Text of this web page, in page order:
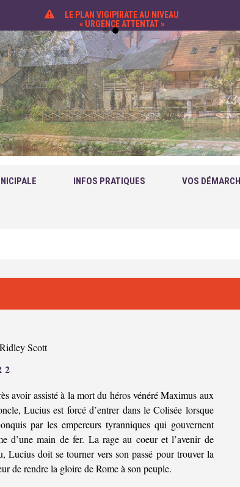
LE PLAN VIGIPIRATE AU NIVEAU
« URGENCE ATTENTAT »
INFOS PRATIQUES VOS
Scott
2
avoir assisté à la mort du héros vénéré Maximus aux
Lucius est forcé d’entrer dans le Colisée lorsque
par les empereurs tyranniques qui gouvernent
d’une main de fer. La rage au coeur et l’avenir de
Lucius doit se tourner vers son passé pour trouver la
de rendre la gloire de Rome à son peuple.